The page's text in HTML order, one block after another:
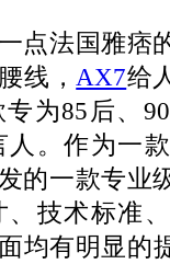
点法国雅痞
线， AX7给
专为85后、
人。作为一
的一款专业
技术标准
均有明显的